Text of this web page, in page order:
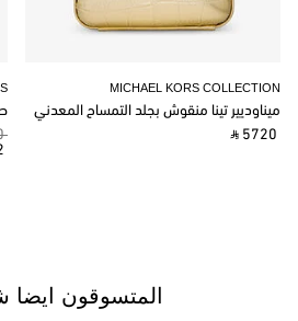
MICHAEL KORS COLLECTION
ميناوديير تينا منقوش بجلد التمساح المعدني
‎ ⃁ 5720 ‎
المتسوقون ايضا